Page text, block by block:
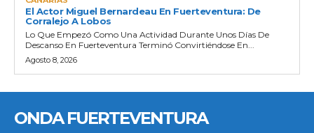
El Actor Miguel Bernardeau En Fuerteventura: De
Corralejo A Lobos
Lo Que Empezó Como Una Actividad Durante Unos Días De
Descanso En Fuerteventura Terminó Convirtiéndose En...
Agosto 8, 2026
ONDA FUERTEVENTURA